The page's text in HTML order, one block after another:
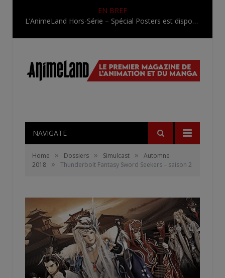
EN BREF
L’AnimeLand Hors-Série – Spécial Posters est disponible !
NAVIGATE
Home » Dossiers » Simulcast »
Automne
2018
» Thunderbolt Fantasy Sword Seekers – saison 2